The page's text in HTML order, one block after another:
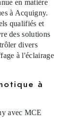
en matière
à Acquigny.
qualifiés et
des solutions
divers
à l'éclairage
à
avec MCE